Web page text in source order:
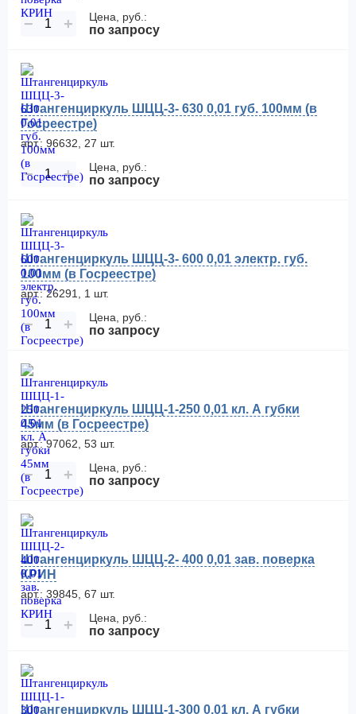
− + Цена, руб.:
по запросу
Штангенциркуль ШЦЦ-3- 630 0,01 губ. 100мм (в
Госреестре)
арт.: 96632, 27 шт.
− + Цена, руб.:
по запросу
Штангенциркуль ШЦЦ-3- 600 0,01 электр. губ.
100мм (в Госреестре)
арт.: 26291, 1 шт.
− + Цена, руб.:
по запросу
Штангенциркуль ШЦЦ-1-250 0,01 кл. А губки
45мм (в Госреестре)
арт.: 97062, 53 шт.
− + Цена, руб.:
по запросу
Штангенциркуль ШЦЦ-2- 400 0,01 зав. поверка
КРИН
арт.: 39845, 67 шт.
− + Цена, руб.:
по запросу
Штангенциркуль ШЦЦ-1-300 0,01 кл. А губки